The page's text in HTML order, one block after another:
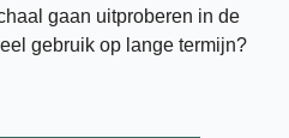
gaan uitproberen in de
gebruik op lange termijn?